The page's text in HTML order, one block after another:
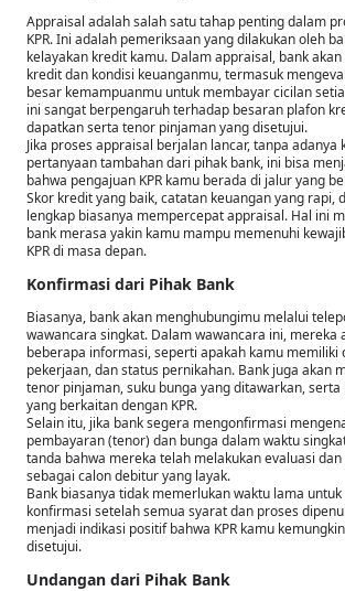
Appraisal adalah salah satu tahap penting dalam
KPR. Ini adalah pemeriksaan yang dilakukan oleh
kelayakan kredit kamu. Dalam appraisal, bank
kredit dan kondisi keuanganmu, termasuk
besar kemampuanmu untuk membayar cicilan
ini sangat berpengaruh terhadap besaran plafon
dapatkan serta tenor pinjaman yang disetujui.
Jika proses appraisal berjalan lancar, tanpa adanya
pertanyaan tambahan dari pihak bank, ini bisa
bahwa pengajuan KPR kamu berada di jalur yang
Skor kredit yang baik, catatan keuangan yang rapi,
lengkap biasanya mempercepat appraisal. Hal ini
bank merasa yakin kamu mampu memenuhi
KPR di masa depan.
Konfirmasi dari Pihak Bank
Biasanya, bank akan menghubungimu melalui
wawancara singkat. Dalam wawancara ini, mereka
beberapa informasi, seperti apakah kamu memiliki
pekerjaan, dan status pernikahan. Bank juga akan
tenor pinjaman, suku bunga yang ditawarkan,
yang berkaitan dengan KPR.
Selain itu, jika bank segera mengonfirmasi
pembayaran (tenor) dan bunga dalam waktu
tanda bahwa mereka telah melakukan evaluasi
sebagai calon debitur yang layak.
Bank biasanya tidak memerlukan waktu lama
konfirmasi setelah semua syarat dan proses
menjadi indikasi positif bahwa KPR kamu
disetujui.
Undangan dari Pihak Bank